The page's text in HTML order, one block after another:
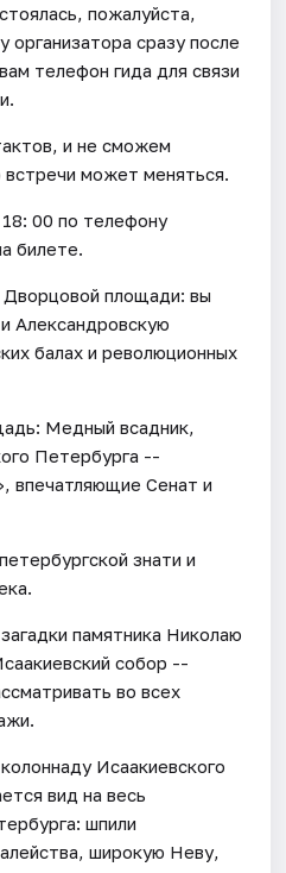
пожалуйста,
организатора сразу после
телефон гида для связи
и не сможем
встречи может меняться.
00 по телефону
билете.
Дворцовой площади: вы
Александровскую
балах и революционных
Медный всадник,
Петербурга --
впечатляющие Сенат и
знати и
памятника Николаю
собор --
во всех
Исаакиевского
вид на весь
шпили
широкую Неву,